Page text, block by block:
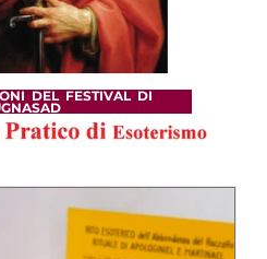
DEL FESTIVAL DI